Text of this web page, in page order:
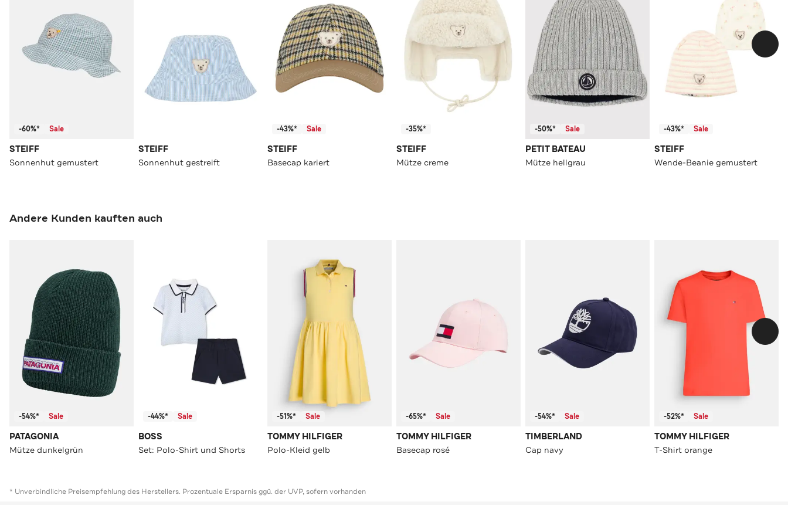
-60%* Sale
STEIFF
Sonnenhut gemustert
STEIFF
Sonnenhut gestreift
-43%* Sale
STEIFF
Basecap kariert
-35%*
STEIFF
Mütze creme
-50%* Sale
PETIT BATEAU
Mütze hellgrau
-43%* Sale
STEIFF
Wende-Beanie gemustert
Andere Kunden kauften auch
-54%* Sale
PATAGONIA
Mütze dunkelgrün
-44%* Sale
BOSS
Set: Polo-Shirt und Shorts
-51%* Sale
TOMMY HILFIGER
Polo-Kleid gelb
-65%* Sale
TOMMY HILFIGER
Basecap rosé
-54%* Sale
TIMBERLAND
Cap navy
-52%* Sale
TOMMY HILFIGER
T-Shirt orange
* Unverbindliche Preisempfehlung des Herstellers. Prozentuale Ersparnis ggü. der UVP, sofern vorhanden